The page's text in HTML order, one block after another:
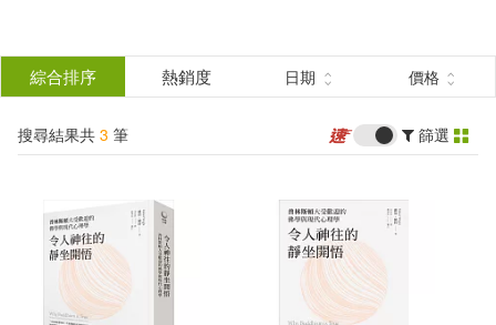
結
分類 (單選)
所有商品(3) 圖書(2)
電子書(1)
綜合排序 熱銷度 日期 價格
搜尋結果共 3 筆 篩選